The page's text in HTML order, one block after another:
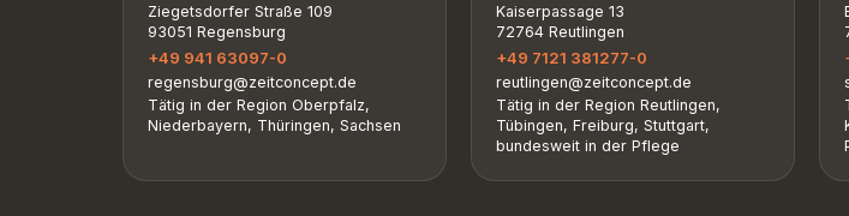
Ziegetsdorfer Straße 109
93051 Regensburg
+49 941 63097-0
regensburg@zeitconcept.de
Tätig in der Region Oberpfalz,
Niederbayern, Thüringen, Sachsen
Kaiserpassage 13
72764 Reutlingen
+49 7121 381277-0
reutlingen@zeitconcept.de
Tätig in der Region Reutlingen,
Tübingen, Freiburg, Stuttgart,
bundesweit in der Pflege